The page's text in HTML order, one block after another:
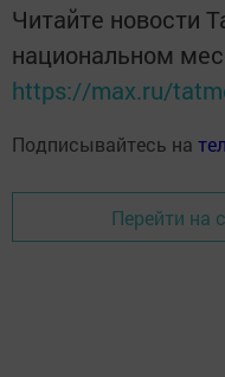
Читайте новости
национальном
https://max.ru/
Подписывайтесь на
Перейти на